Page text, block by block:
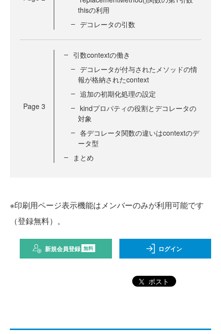
thisの利用
デコレータの引数
Page 3
引数contextの働き
デコレータが付与されたメソッドの情
報が格納されたcontext
追加の初期化処理の設定
kindプロパティの役割とデコレータの
対象
各デコレータ関数の違いはcontextのデ
ータ型
まとめ
※印刷用ページ表示機能はメンバーのみが利用可能です
（登録無料）。
新規会員登録 無料 ログイン
ポスト